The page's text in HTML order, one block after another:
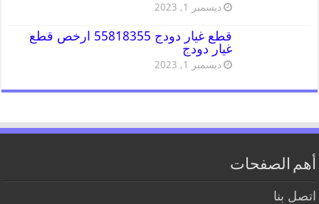
ديسمبر 1, 2023
قطع غيار دودج 55818355 ارخص قطع
غيار دودج
ديسمبر 1, 2023
أهم الصفحات
اتصل بنا